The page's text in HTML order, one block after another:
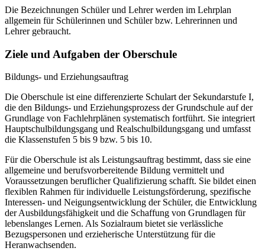
Die Bezeichnungen Schüler und Lehrer werden im Lehrplan
allgemein für Schülerinnen und Schüler bzw. Lehrerinnen und
Lehrer gebraucht.
Ziele und Aufgaben der Oberschule
Bildungs- und Erziehungsauftrag
Die Oberschule ist eine differenzierte Schulart der Sekundarstufe I,
die den Bildungs- und Erziehungsprozess der Grundschule auf der
Grundlage von Fachlehrplänen systematisch fortführt. Sie integriert
Hauptschulbildungsgang und Realschulbildungsgang und umfasst
die Klassenstufen 5 bis 9 bzw. 5 bis 10.
Für die Oberschule ist als Leistungsauftrag bestimmt, dass sie eine
allgemeine und berufsvorbereitende Bildung vermittelt und
Voraussetzungen beruflicher Qualifizierung schafft. Sie bildet einen
flexiblen Rahmen für individuelle Leistungsförderung, spezifische
Interessen- und Neigungsentwicklung der Schüler, die Entwicklung
der Ausbildungsfähigkeit und die Schaffung von Grundlagen für
lebenslanges Lernen. Als Sozialraum bietet sie verlässliche
Bezugspersonen und erzieherische Unterstützung für die
Heranwachsenden.